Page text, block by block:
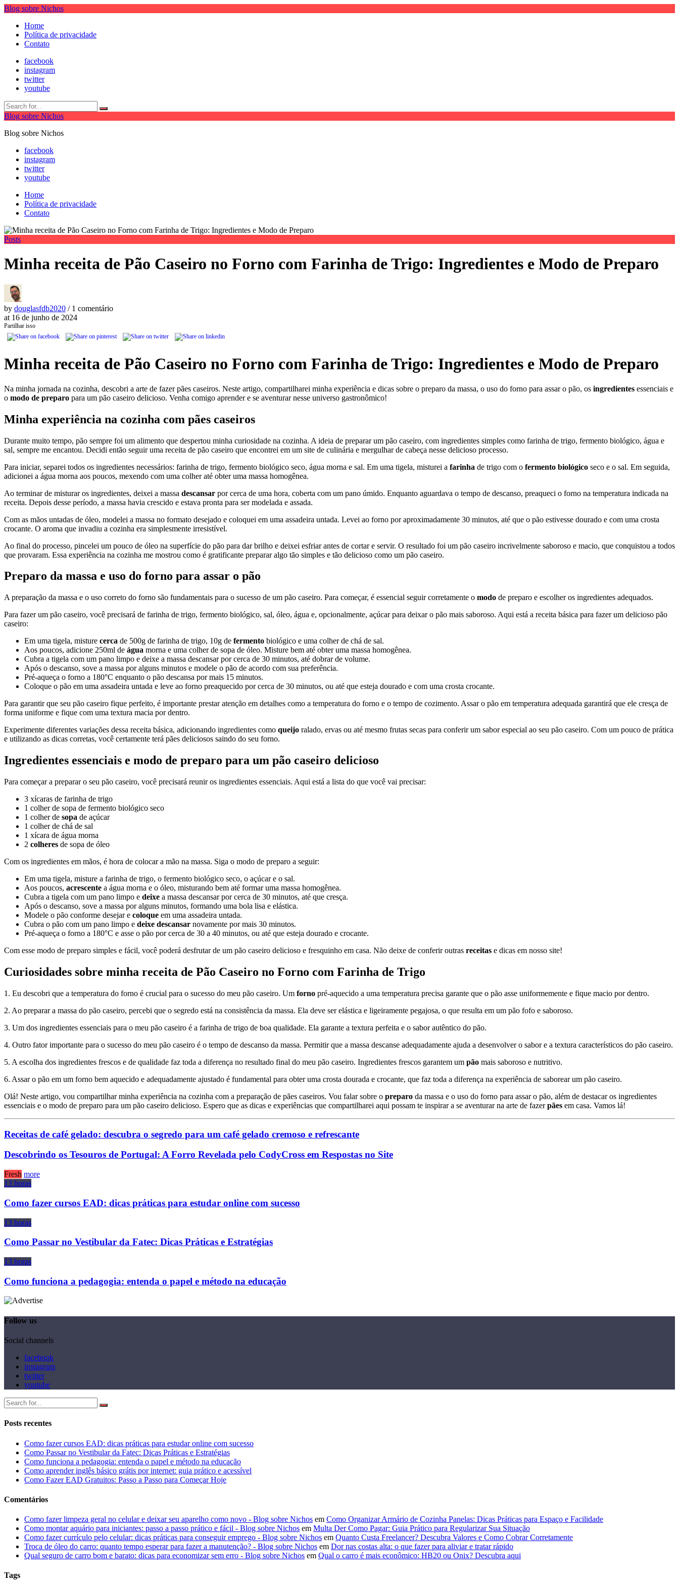
Blog sobre Nichos
Home
Política de privacidade
Contato
facebook
instagram
twitter
youtube
Blog sobre Nichos
Blog sobre Nichos
facebook
instagram
twitter
youtube
Home
Política de privacidade
Contato
Posts
Minha receita de Pão Caseiro no Forno com Farinha de Trigo: Ingredientes e Modo de Preparo
by douglasfdb2020 / 1 comentário
at 16 de junho de 2024
Partilhar isso
Minha receita de Pão Caseiro no Forno com Farinha de Trigo: Ingredientes e Modo de Preparo
Na minha jornada na cozinha, descobri a arte de fazer pães caseiros. Neste artigo, compartilharei minha experiência e dicas sobre o preparo da massa, o uso do forno para assar o pão, os ingredientes essenciais e
o modo de preparo para um pão caseiro delicioso. Venha comigo aprender e se aventurar nesse universo gastronômico!
Minha experiência na cozinha com pães caseiros
Durante muito tempo, pão sempre foi um alimento que despertou minha curiosidade na cozinha. A ideia de preparar um pão caseiro, com ingredientes simples como farinha de trigo, fermento biológico, água e
sal, sempre me encantou. Decidi então seguir uma receita de pão caseiro que encontrei em um site de culinária e mergulhar de cabeça nesse delicioso processo.
Para iniciar, separei todos os ingredientes necessários: farinha de trigo, fermento biológico seco, água morna e sal. Em uma tigela, misturei a farinha de trigo com o fermento biológico seco e o sal. Em seguida,
adicionei a água morna aos poucos, mexendo com uma colher até obter uma massa homogênea.
Ao terminar de misturar os ingredientes, deixei a massa descansar por cerca de uma hora, coberta com um pano úmido. Enquanto aguardava o tempo de descanso, preaqueci o forno na temperatura indicada na
receita. Depois desse período, a massa havia crescido e estava pronta para ser modelada e assada.
Com as mãos untadas de óleo, modelei a massa no formato desejado e coloquei em uma assadeira untada. Levei ao forno por aproximadamente 30 minutos, até que o pão estivesse dourado e com uma crosta
crocante. O aroma que invadiu a cozinha era simplesmente irresistível.
Ao final do processo, pincelei um pouco de óleo na superfície do pão para dar brilho e deixei esfriar antes de cortar e servir. O resultado foi um pão caseiro incrivelmente saboroso e macio, que conquistou a todos
que provaram. Essa experiência na cozinha me mostrou como é gratificante preparar algo tão simples e tão delicioso como um pão caseiro.
Preparo da massa e uso do forno para assar o pão
A preparação da massa e o uso correto do forno são fundamentais para o sucesso de um pão caseiro. Para começar, é essencial seguir corretamente o modo de preparo e escolher os ingredientes adequados.
Para fazer um pão caseiro, você precisará de farinha de trigo, fermento biológico, sal, óleo, água e, opcionalmente, açúcar para deixar o pão mais saboroso. Aqui está a receita básica para fazer um delicioso pão
caseiro:
Em uma tigela, misture cerca de 500g de farinha de trigo, 10g de fermento biológico e uma colher de chá de sal.
Aos poucos, adicione 250ml de água morna e uma colher de sopa de óleo. Misture bem até obter uma massa homogênea.
Cubra a tigela com um pano limpo e deixe a massa descansar por cerca de 30 minutos, até dobrar de volume.
Após o descanso, sove a massa por alguns minutos e modele o pão de acordo com sua preferência.
Pré-aqueça o forno a 180°C enquanto o pão descansa por mais 15 minutos.
Coloque o pão em uma assadeira untada e leve ao forno preaquecido por cerca de 30 minutos, ou até que esteja dourado e com uma crosta crocante.
Para garantir que seu pão caseiro fique perfeito, é importante prestar atenção em detalhes como a temperatura do forno e o tempo de cozimento. Assar o pão em temperatura adequada garantirá que ele cresça de
forma uniforme e fique com uma textura macia por dentro.
Experimente diferentes variações dessa receita básica, adicionando ingredientes como queijo ralado, ervas ou até mesmo frutas secas para conferir um sabor especial ao seu pão caseiro. Com um pouco de prática
e utilizando as dicas corretas, você certamente terá pães deliciosos saindo do seu forno.
Ingredientes essenciais e modo de preparo para um pão caseiro delicioso
Para começar a preparar o seu pão caseiro, você precisará reunir os ingredientes essenciais. Aqui está a lista do que você vai precisar:
3 xícaras de farinha de trigo
1 colher de sopa de fermento biológico seco
1 colher de sopa de açúcar
1 colher de chá de sal
1 xícara de água morna
2 colheres de sopa de óleo
Com os ingredientes em mãos, é hora de colocar a mão na massa. Siga o modo de preparo a seguir:
Em uma tigela, misture a farinha de trigo, o fermento biológico seco, o açúcar e o sal.
Aos poucos, acrescente a água morna e o óleo, misturando bem até formar uma massa homogênea.
Cubra a tigela com um pano limpo e deixe a massa descansar por cerca de 30 minutos, até que cresça.
Após o descanso, sove a massa por alguns minutos, formando uma bola lisa e elástica.
Modele o pão conforme desejar e coloque em uma assadeira untada.
Cubra o pão com um pano limpo e deixe descansar novamente por mais 30 minutos.
Pré-aqueça o forno a 180°C e asse o pão por cerca de 30 a 40 minutos, ou até que esteja dourado e crocante.
Com esse modo de preparo simples e fácil, você poderá desfrutar de um pão caseiro delicioso e fresquinho em casa. Não deixe de conferir outras receitas e dicas em nosso site!
Curiosidades sobre minha receita de Pão Caseiro no Forno com Farinha de Trigo
1. Eu descobri que a temperatura do forno é crucial para o sucesso do meu pão caseiro. Um forno pré-aquecido a uma temperatura precisa garante que o pão asse uniformemente e fique macio por dentro.
2. Ao preparar a massa do pão caseiro, percebi que o segredo está na consistência da massa. Ela deve ser elástica e ligeiramente pegajosa, o que resulta em um pão fofo e saboroso.
3. Um dos ingredientes essenciais para o meu pão caseiro é a farinha de trigo de boa qualidade. Ela garante a textura perfeita e o sabor autêntico do pão.
4. Outro fator importante para o sucesso do meu pão caseiro é o tempo de descanso da massa. Permitir que a massa descanse adequadamente ajuda a desenvolver o sabor e a textura característicos do pão caseiro.
5. A escolha dos ingredientes frescos e de qualidade faz toda a diferença no resultado final do meu pão caseiro. Ingredientes frescos garantem um pão mais saboroso e nutritivo.
6. Assar o pão em um forno bem aquecido e adequadamente ajustado é fundamental para obter uma crosta dourada e crocante, que faz toda a diferença na experiência de saborear um pão caseiro.
Olá! Neste artigo, vou compartilhar minha experiência na cozinha com a preparação de pães caseiros. Vou falar sobre o preparo da massa e o uso do forno para assar o pão, além de destacar os ingredientes
essenciais e o modo de preparo para um pão caseiro delicioso. Espero que as dicas e experiências que compartilharei aqui possam te inspirar a se aventurar na arte de fazerpães em casa. Vamos lá!
Receitas de café gelado: descubra o segredo para um café gelado cremoso e refrescante
Descobrindo os Tesouros de Portugal: A Forro Revelada pelo CodyCross em Respostas no Site
Fresh more
13 horas
Como fazer cursos EAD: dicas práticas para estudar online com sucesso
13 horas
Como Passar no Vestibular da Fatec: Dicas Práticas e Estratégias
13 horas
Como funciona a pedagogia: entenda o papel e método na educação
Follow us
Social channels
facebook
instagram
twitter
youtube
Posts recentes
Como fazer cursos EAD: dicas práticas para estudar online com sucesso
Como Passar no Vestibular da Fatec: Dicas Práticas e Estratégias
Como funciona a pedagogia: entenda o papel e método na educação
Como aprender inglês básico grátis por internet: guia prático e acessível
Como Fazer EAD Gratuitos: Passo a Passo para Começar Hoje
Comentários
Como fazer limpeza geral no celular e deixar seu aparelho como novo - Blog sobre Nichos em Como Organizar Armário de Cozinha Panelas: Dicas Práticas para Espaço e Facilidade
Como montar aquário para iniciantes: passo a passo prático e fácil - Blog sobre Nichos em Multa Der Como Pagar: Guia Prático para Regularizar Sua Situação
Como fazer currículo pelo celular: dicas práticas para conseguir emprego - Blog sobre Nichos em Quanto Custa Freelancer? Descubra Valores e Como Cobrar Corretamente
Troca de óleo do carro: quanto tempo esperar para fazer a manutenção? - Blog sobre Nichos em Dor nas costas alta: o que fazer para aliviar e tratar rápido
Qual seguro de carro bom e barato: dicas para economizar sem erro - Blog sobre Nichos em Qual o carro é mais econômico: HB20 ou Onix? Descubra aqui
Tags